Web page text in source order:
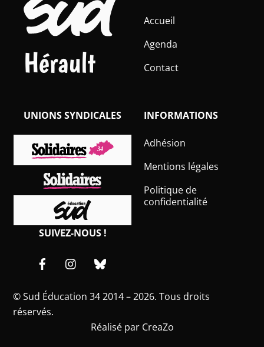
Hérault
Accueil
Agenda
Contact
INFORMATIONS
Adhésion
Mentions légales
Politique de
confidentialité
SUIVEZ-NOUS !
FacebookInstagram
UNIONS SYNDICALES
©Sud Éducation 342014 – 2026. Tous droits
réservés.
Réalisé par CreaZo